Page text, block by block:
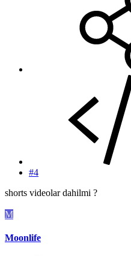
#4
shorts videolar dahilmi ?
M
Moonlife